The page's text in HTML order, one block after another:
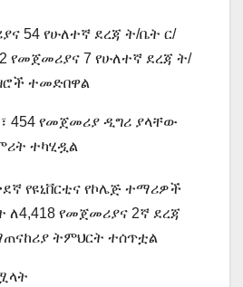
54 የሁለተኛ ደረጃ ት/ቤት ር/
የመጀመሪያና 7 የሁለተኛ ደረጃ ት/
ተመድበዋል
454 የመጀመሪያ ዲግሪ ያላቸው
ተካሂዷል
የዩኒቨርቲና የኮሌጅ ተማሪዎች
ለ4,418 የመጀመሪያና 2ኛ ደረጃ
ትምህርት ተሰጥቷል